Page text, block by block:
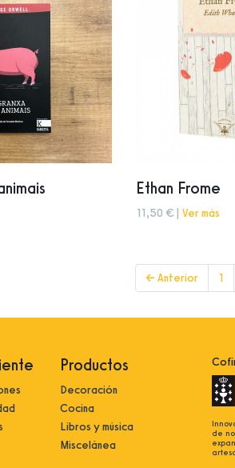
Ethan Frome
11,50 € | Ver más
← Anterior 1
Productos
Decoración
Cocina
Libros y música
Miscelánea
de